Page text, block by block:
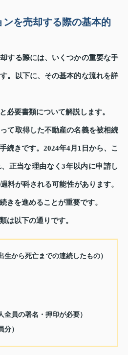
を売却する際の基本的
する際には、いくつかの重要な手
。以下に、その基本的な流れを詳
必要書類について解説します。
て取得した不動産の名義を被相続
続きです。2024年4月1日から、こ
正当な理由なく3年以内に申請し
料が科される可能性があります。
きを進めることが重要です。
は以下の通りです。
生から死亡までの連続したもの）
員の署名・押印が必要）
分）